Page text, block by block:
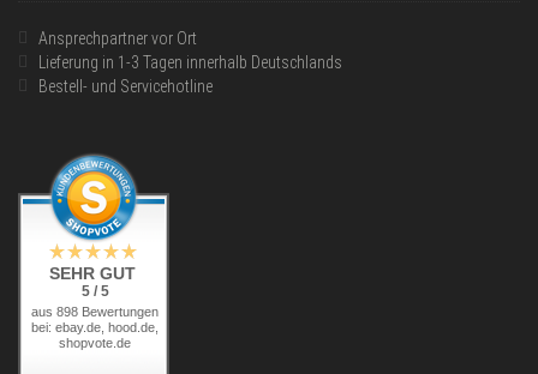
Ansprechpartner vor Ort
Lieferung in 1-3 Tagen innerhalb Deutschlands
Bestell- und Servicehotline
SEHR GUT
5 / 5
aus 898 Bewertungen
bei: ebay.de, hood.de,
shopvote.de